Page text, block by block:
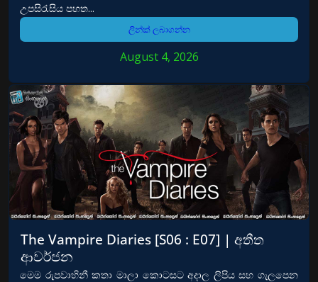
උපසිරැසිය පහත...
ලින්ක් ලබාගන්න
August 4, 2026
The Vampire Diaries [S06 : E07] | අතීත
ආවර්ජන
මෙම රුපවාහිනී කතා මාලා කොටසට අදාල ලිපිය සහ ගැලපෙන